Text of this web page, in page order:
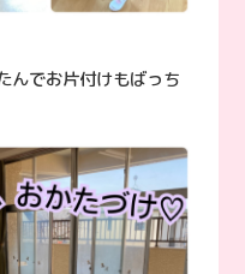
んでお片付けもばっち